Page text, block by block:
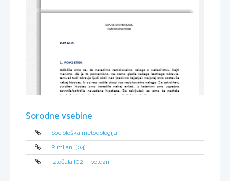
LEPO JE BITI NEKADILEC
Raziskovalna naloga
KAZALO
1. POVZETEK
Odločile smo se, da naredimo raziskovalno nalogo o nekadilstvu, kajti
menimo, da je to pomembno, ne samo glede našega lastnega zdravja,
temveč tudi zdravja ljudi okoli nas (pasivno kajenje). Najprej smo postavile
nekaj hipotez, ki so nas vodile skozi vso raziskovalno nalogo. Za potrditev/
ovrzitev   hipotez   smo   naredile   nekaj   anket,   s   katerimi   smo   uspešno
zavrnile/potrdile   navedene   hipoteze.   Za   zaključek   pa   smo   še   naštele
športnike, igralce in druge pomembne ljudi, ki ne kadijo in so nam s tem v
Sorodne vsebine
Sociološka metodologija
Rimljani [04]
Izločala [02] - bolezni